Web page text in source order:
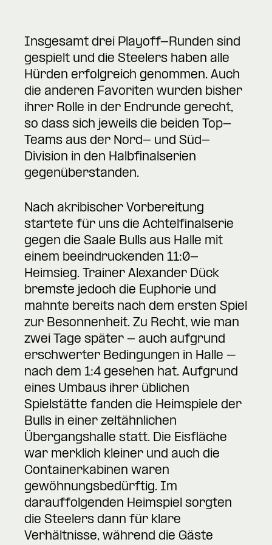
Insgesamt drei Playoff-Runden sind
gespielt und die Steelers haben alle
Hürden erfolgreich genommen. Auch
die anderen Favoriten wurden bisher
ihrer Rolle in der Endrunde gerecht,
so dass sich jeweils die beiden Top-
Teams aus der Nord- und Süd-
Division in den Halbfinalserien
gegenüberstanden.
Nach akribischer Vorbereitung
startete für uns die Achtelfinalserie
gegen die Saale Bulls aus Halle mit
einem beeindruckenden 11:0-
Heimsieg. Trainer Alexander Dück
bremste jedoch die Euphorie und
mahnte bereits nach dem ersten Spiel
zur Besonnenheit. Zu Recht, wie man
zwei Tage später - auch aufgrund
erschwerter Bedingungen in Halle –
nach dem 1:4 gesehen hat. Aufgrund
eines Umbaus ihrer üblichen
Spielstätte fanden die Heimspiele der
Bulls in einer zeltähnlichen
Übergangshalle statt. Die Eisfläche
war merklich kleiner und auch die
Containerkabinen waren
gewöhnungsbedürftig. Im
darauffolgenden Heimspiel sorgten
die Steelers dann für klare
Verhältnisse, während die Gäste